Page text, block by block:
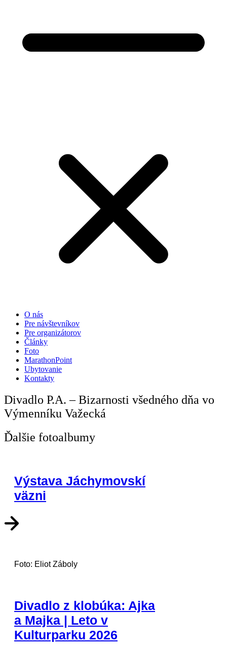
O nás
Pre návštevníkov
Pre organizátorov
Články
Foto
MarathonPoint
Ubytovanie
Kontakty
Divadlo P.A. – Bizarnosti všedného dňa vo
Výmenníku Važecká
Ďalšie fotoalbumy
Výstava Jáchymovskí
väzni
Foto: Eliot Záboly
Divadlo z klobúka: Ajka
a Majka | Leto v
Kulturparku 2026